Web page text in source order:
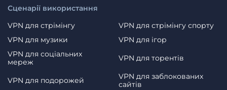
Сценарії використання
VPN для стрімінгу
VPN для стрімінгу спорту
VPN для музики
VPN для ігор
VPN для соціальних
мереж
VPN для торентів
VPN для подорожей
VPN для заблокованих
сайтів